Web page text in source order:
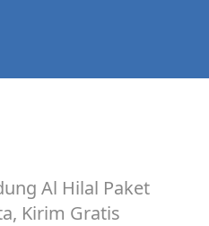
Al Hilal Paket
Kirim Gratis